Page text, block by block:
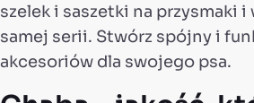
szelek i saszetki na przysmaki i
samej serii. Stwórz spójny i
akcesoriów dla swojego psa.